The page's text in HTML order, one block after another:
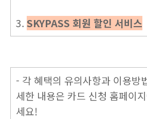
3. SKYPASS 회원 할인 서비스
- 각 혜택의 유의사항과 이용방
세한 내용은 카드 신청 홈페이
세요!